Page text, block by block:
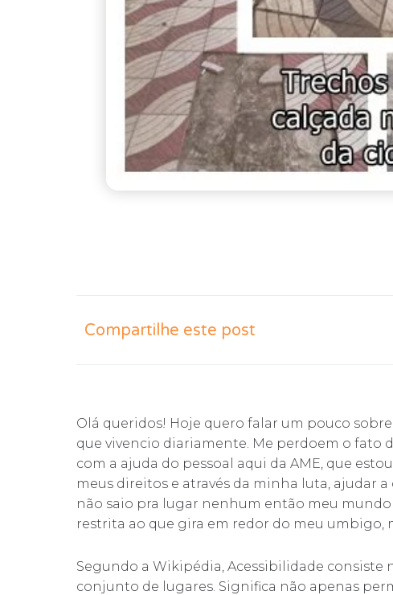
Compartilhe este post
Olá queridos! Hoje quero falar um pouco
que vivencio diariamente. Me perdoem o fato
com a ajuda do pessoal aqui da AME, que
meus direitos e através da minha luta, ajudar
não saio pra lugar nenhum então meu
restrita ao que gira em redor do meu umbigo,
Segundo a Wikipédia, Acessibilidade consiste
conjunto de lugares. Significa não apenas